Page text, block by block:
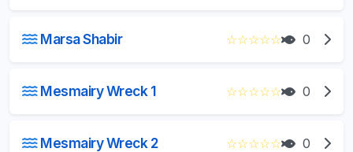
Marsa Shabir ☆☆☆☆☆ 0
Mesmairy Wreck 1 ☆☆☆☆☆ 0
Mesmairy Wreck 2 ☆☆☆☆☆ 0